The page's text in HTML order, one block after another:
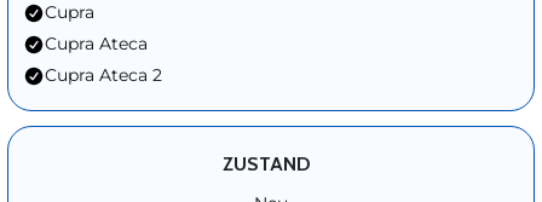
Cupra
Cupra Ateca
Cupra Ateca 2
ZUSTAND